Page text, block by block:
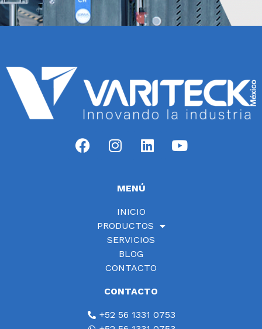
MENÚ
INICIO
PRODUCTOS
SERVICIOS
BLOG
CONTACTO
CONTACTO
+52 56 1331 0753